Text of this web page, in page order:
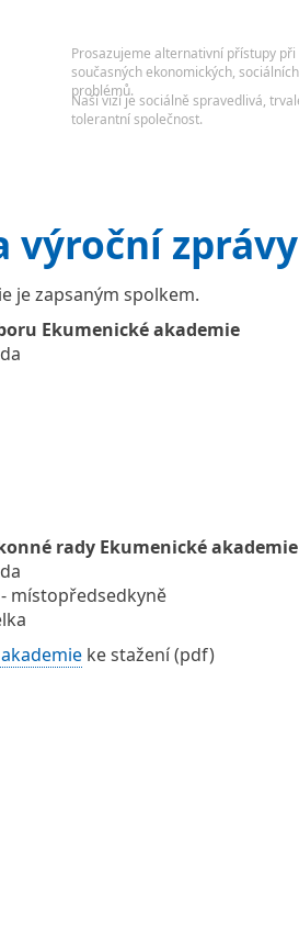
výroční zprávy
je zapsaným spolkem.
Ekumenické akademie
rady Ekumenické akademie
místopředsedkyně
ke stažení (pdf)